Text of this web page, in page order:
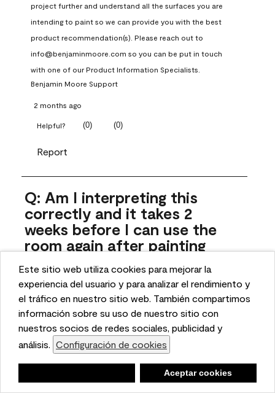
This website uses cookies to enhance user experience
and to analyze performance and traffic on our website.
We also share information about your use of our site
with our social media, advertising, and analytics
partners. Cookie Settings
Accept Cookies
Este sitio web utiliza cookies para mejorar la
experiencia del usuario y para analizar el rendimiento y
el tráfico en nuestro sitio web. También compartimos
información sobre su uso de nuestro sitio con
nuestros socios de redes sociales, publicidad y
análisis. Configuración de cookies
Aceptar cookies
project further and understand all the surfaces you are
intending to paint so we can provide you with the best
product recommendation(s). Please reach out to
info@benjaminmoore.com so you can be put in touch
with one of our Product Information Specialists.
Benjamin Moore Support
2 months ago
Helpful? (0) (0)
Report
Q: Am I interpreting this
correctly and it takes 2
weeks before I can use the
room again after painting
Julsm
4 months ago
1 Answer Answer this Question
Thanks for reaching out! Our Floor & Patio Latex Enamel
can tolerate light foot traffic after 12 hours, depending